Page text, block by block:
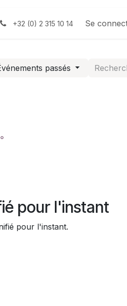
Aide Boutique
+32 (0) 2 315 10 14 Se
passés
pour l'instant
pour l'instant.